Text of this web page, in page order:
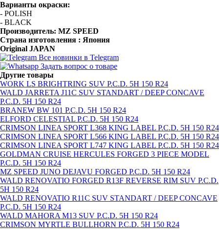
Варианты окраски:
- POLISH
- BLACK
Производитель: MZ SPEED
Страна изготовления : Япония
Original JAPAN
Все новинки в Telegram
Задать вопрос о товаре
Другие товары
WORK LS BRIGHTRING SUV P.C.D. 5H 150 R24
WALD JARRETA J11C SUV STANDART / DEEP CONCAVE
P.C.D. 5H 150 R24
BRANEW BW 101 P.C.D. 5H 150 R24
ELFORD CELESTIAL P.C.D. 5H 150 R24
CRIMSON LINEA SPORT L368 KING LABEL P.C.D. 5H 150 R24
CRIMSON LINEA SPORT L566 KING LABEL P.C.D. 5H 150 R24
CRIMSON LINEA SPORT L747 KING LABEL P.C.D. 5H 150 R24
GOLDMAN CRUISE HERCULES FORGED 3 PIECE MODEL
P.C.D. 5H 150 R24
MZ SPEED JUNO DEJAVU FORGED P.C.D. 5H 150 R24
WALD RENOVATIO FORGED R13F REVERSE RIM SUV P.C.D.
5H 150 R24
WALD RENOVATIO R11C SUV STANDART / DEEP CONCAVE
P.C.D. 5H 150 R24
WALD MAHORA M13 SUV P.C.D. 5H 150 R24
CRIMSON MYRTLE BULLHORN P.C.D. 5H 150 R24